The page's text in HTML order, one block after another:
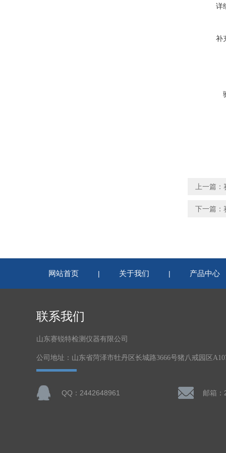
详
补
上一篇：
下一篇：
网站首页 | 关于我们 | 产品中心
联系我们
山东赛锐特检测仪器有限公司
公司地址：山东省菏泽市牡丹区长城路3666号猪八戒园区
QQ：2442648961 邮箱